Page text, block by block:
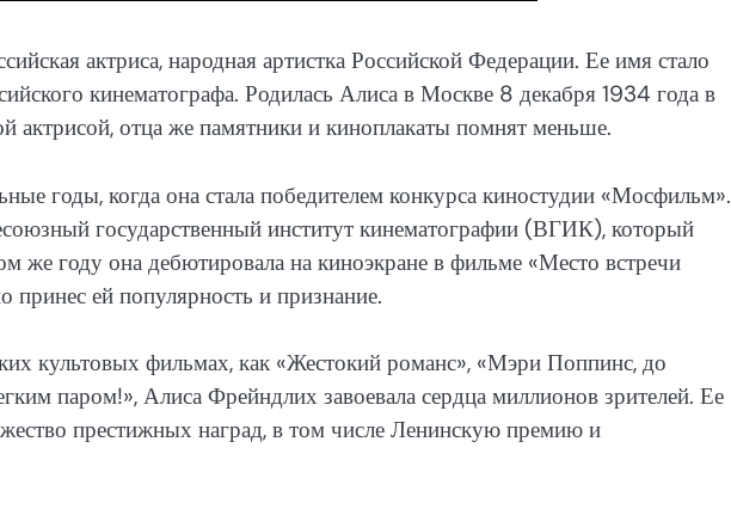
актриса, народная артистка Российской Федерации. Ее имя стало
кинематографа. Родилась Алиса в Москве 8 декабря 1934 года в
актрисой, отца же памятники и киноплакаты помнят меньше.
годы, когда она стала победителем конкурса киностудии «Мосфильм».
государственный институт кинематографии (ВГИК), который
же году она дебютировала на киноэкране в фильме «Место встречи
принес ей популярность и признание.
культовых фильмах, как «Жестокий романс», «Мэри Поппинс, до
паром!», Алиса Фрейндлих завоевала сердца миллионов зрителей. Ее
престижных наград, в том числе Ленинскую премию и